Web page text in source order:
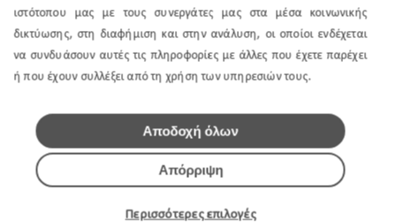
ιστότοπου μας με τους συνεργάτες μας στα μέσα κοινωνικής
δικτύωσης, στη διαφήμιση και στην ανάλυση, οι οποίοι ενδέχεται
να συνδυάσουν αυτές τις πληροφορίες με άλλες που έχετε παρέχει
ή που έχουν συλλέξει από τη χρήση των υπηρεσιών τους.
Απόρριψη
Αποδοχή όλων
Περισσότερες επιλογές